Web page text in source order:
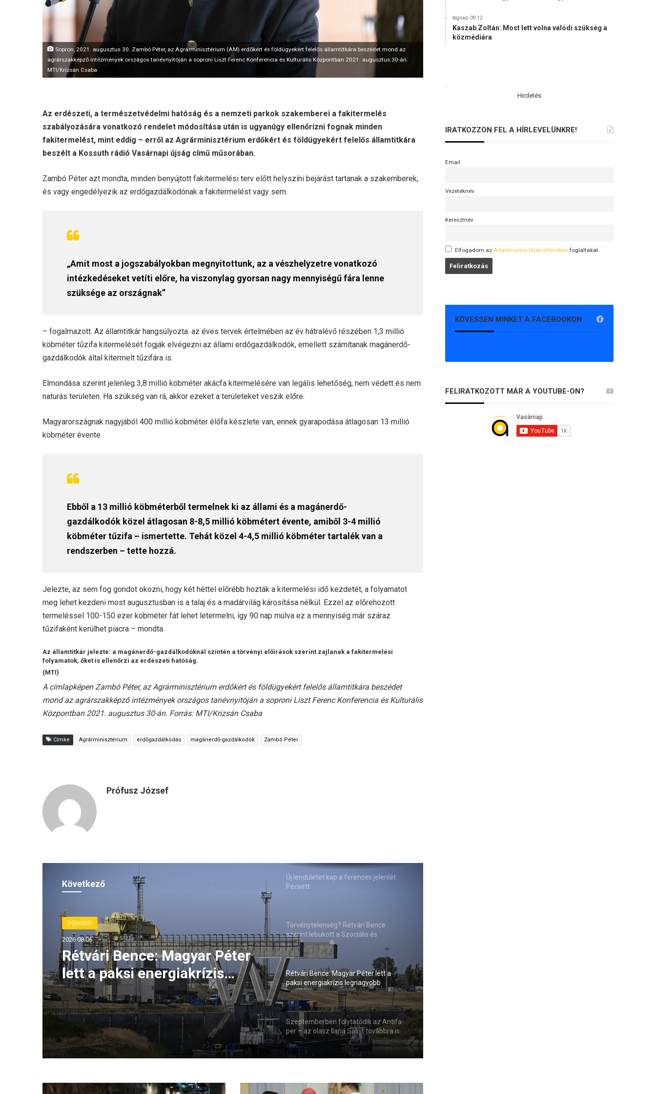
Sopron, 2021. augusztus 30. Zambó Péter, az Agrárminisztérium (AM) erdõkért és földügyekért felelõs államtitkára beszédet mond az
agrárszakképzõ intézmények országos tanévnyitóján a soproni Liszt Ferenc Konferencia és Kulturális Központban 2021. augusztus 30-án.
MTI/Krizsán Csaba
Az erdészeti, a természetvédelmi hatóság és a nemzeti parkok szakemberei a fakitermelés
szabályozására vonatkozó rendelet módosítása után is ugyanúgy ellenőrizni fognak minden
fakitermelést, mint eddig – erről az Agrárminisztérium erdőkért és földügyekért felelős államtitkára
beszélt a Kossuth rádió Vasárnapi újság című műsorában.
Zambó Péter azt mondta, minden benyújtott fakitermelési terv előtt helyszíni bejárást tartanak a szakemberek,
és vagy engedélyezik az erdőgazdálkodónak a fakitermelést vagy sem.
„Amit most a jogszabályokban megnyitottunk, az a vészhelyzetre vonatkozó
intézkedéseket vetíti előre, ha viszonylag gyorsan nagy mennyiségű fára lenne
szüksége az országnak”
– fogalmazott. Az államtitkár hangsúlyozta: az éves tervek értelmében az év hátralévő részében 1,3 millió
köbméter tűzifa kitermelését fogják elvégezni az állami erdőgazdálkodók, emellett számítanak magánerdő-
gazdálkodók által kitermelt tűzifára is.
Elmondása szerint jelenleg 3,8 millió köbméter akácfa kitermelésére van legális lehetőség, nem védett és nem
naturás területen. Ha szükség van rá, akkor ezeket a területeket veszik előre.
Magyarországnak nagyjából 400 millió köbméter élőfa készlete van, ennek gyarapodása átlagosan 13 millió
köbméter évente.
Ebből a 13 millió köbméterből termelnek ki az állami és a magánerdő-
gazdálkodók közel átlagosan 8-8,5 millió köbmétert évente, amiből 3-4 millió
köbméter tűzifa – ismertette. Tehát közel 4-4,5 millió köbméter tartalék van a
rendszerben – tette hozzá.
Jelezte, az sem fog gondot okozni, hogy két héttel előrébb hozták a kitermelési idő kezdetét, a folyamatot
meg lehet kezdeni most augusztusban is a talaj és a madárvilág károsítása nélkül. Ezzel az előrehozott
termeléssel 100-150 ezer köbméter fát lehet letermelni, így 90 nap múlva ez a mennyiség már száraz
tűzifaként kerülhet piacra – mondta.
Az államtitkár jelezte: a magánerdő-gazdálkodóknál szintén a törvényi előírások szerint zajlanak a fakitermelési
folyamatok, őket is ellenőrzi az erdészeti hatóság.
(MTI)
A címlapképen Zambó Péter, az Agrárminisztérium erdőkért és földügyekért felelős államtitkára beszédet
mond az agrárszakképző intézmények országos tanévnyitóján a soproni Liszt Ferenc Konferencia és Kulturális
Központban 2021. augusztus 30-án. Forrás: MTI/Krizsán Csaba
Címke Agrárminisztérium erdőgazdálkodás magánerdő-gazdálkodók Zambó Péter
Prófusz József
Következő
(H)arctér
2026.08.06.
Rétvári Bence: Magyar Péter
lett a paksi energiakrízis
legnagyobb rémhírterjesztője
(VIDEÓ)
Új lendületet kap a ferences jelenlét
Pécsett
Törvénytelenség? Rétvári Bence
szerint lebukott a Szociális és
Családügyi Minisztérium
Rétvári Bence: Magyar Péter lett a
paksi energiakrízis legnagyobb
rémhírterjesztője (VIDEÓ)
Szeptemberben folytatódik az Antifa-
per – az olasz Ilaria Salist továbbra is
mentelmi jog védi
tegnap, 09:12
Kaszab Zoltán: Most lett volna valódi szükség a
közmédiára
.
Hirdetés
IRATKOZZON FEL A HÍRLEVELÜNKRE!
Email
Vezetéknév
Keresztnév
Elfogadom az Adatkezelési tájékoztatóban foglaltakat.
KÖVESSEN MINKET A FACEBOOKON
FELIRATKOZOTT MÁR A YOUTUBE-ON?